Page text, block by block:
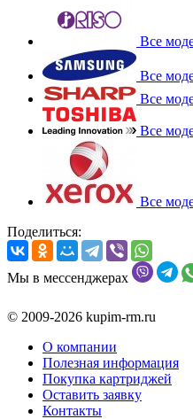
Все
Все
Все
Все
Все
Поделиться:
Мы в мессенджерах
© 2009-2026 kupim-rm.ru
О компании
Полезная информация
Покупка картриджей
Оставить заявку
Контакты